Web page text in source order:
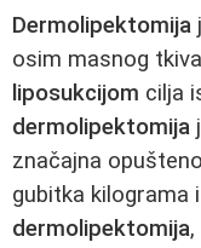
Dermolipektomija
osim masnog
liposukcijom cilja
dermolipektomija
značajna
gubitka kilograma
dermolipektomija